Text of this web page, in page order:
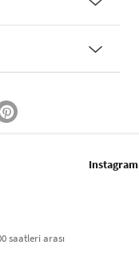
Instagram
saatleri arası​